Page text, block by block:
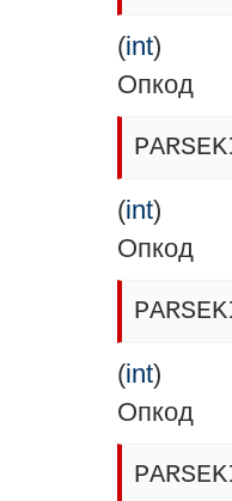
(int)
Опкод
(int)
Опкод
(int)
Опкод